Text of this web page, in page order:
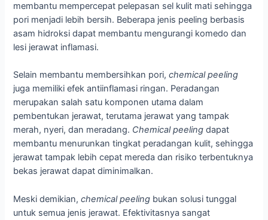
membantu mempercepat pelepasan sel kulit mati sehingga
pori menjadi lebih bersih. Beberapa jenis peeling berbasis
asam hidroksi dapat membantu mengurangi komedo dan
lesi jerawat inflamasi.
Selain membantu membersihkan pori,chemical peeling
juga memiliki efek antiinflamasi ringan. Peradangan
merupakan salah satu komponen utama dalam
pembentukan jerawat, terutama jerawat yang tampak
merah, nyeri, dan meradang. Chemical peeling dapat
membantu menurunkan tingkat peradangan kulit, sehingga
jerawat tampak lebih cepat mereda dan risiko terbentuknya
bekas jerawat dapat diminimalkan.
Meski demikian,chemical peeling bukan solusi tunggal
untuk semua jenis jerawat. Efektivitasnya sangat